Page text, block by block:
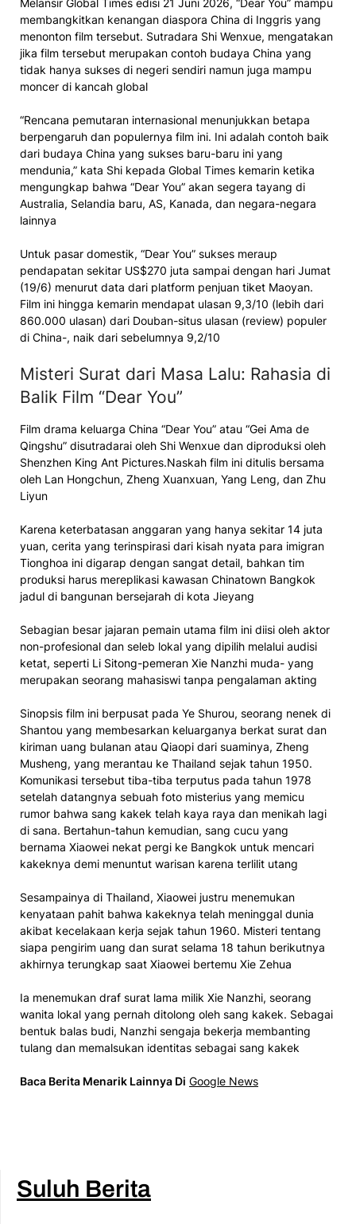
Melansir Global Times edisi 21 Juni 2026, “Dear You” mampu
membangkitkan kenangan diaspora China di Inggris yang
menonton film tersebut. Sutradara Shi Wenxue, mengatakan
jika film tersebut merupakan contoh budaya China yang
tidak hanya sukses di negeri sendiri namun juga mampu
moncer di kancah global
“Rencana pemutaran internasional menunjukkan betapa
berpengaruh dan populernya film ini. Ini adalah contoh baik
dari budaya China yang sukses baru-baru ini yang
mendunia,” kata Shi kepada Global Times kemarin ketika
mengungkap bahwa “Dear You” akan segera tayang di
Australia, Selandia baru, AS, Kanada, dan negara-negara
lainnya
Untuk pasar domestik, “Dear You” sukses meraup
pendapatan sekitar US$270 juta sampai dengan hari Jumat
(19/6) menurut data dari platform penjuan tiket Maoyan.
Film ini hingga kemarin mendapat ulasan 9,3/10 (lebih dari
860.000 ulasan) dari Douban-situs ulasan (review) populer
di China-, naik dari sebelumnya 9,2/10
Misteri Surat dari Masa Lalu: Rahasia di
Balik Film “Dear You”
Film drama keluarga China “Dear You” atau “Gei Ama de
Qingshu” disutradarai oleh Shi Wenxue dan diproduksi oleh
Shenzhen King Ant Pictures.Naskah film ini ditulis bersama
oleh Lan Hongchun, Zheng Xuanxuan, Yang Leng, dan Zhu
Liyun
Karena keterbatasan anggaran yang hanya sekitar 14 juta
yuan, cerita yang terinspirasi dari kisah nyata para imigran
Tionghoa ini digarap dengan sangat detail, bahkan tim
produksi harus mereplikasi kawasan Chinatown Bangkok
jadul di bangunan bersejarah di kota Jieyang
Sebagian besar jajaran pemain utama film ini diisi oleh aktor
non-profesional dan seleb lokal yang dipilih melalui audisi
ketat, seperti Li Sitong-pemeran Xie Nanzhi muda- yang
merupakan seorang mahasiswi tanpa pengalaman akting
Sinopsis film ini berpusat pada Ye Shurou, seorang nenek di
Shantou yang membesarkan keluarganya berkat surat dan
kiriman uang bulanan atau Qiaopi dari suaminya, Zheng
Musheng, yang merantau ke Thailand sejak tahun 1950.
Komunikasi tersebut tiba-tiba terputus pada tahun 1978
setelah datangnya sebuah foto misterius yang memicu
rumor bahwa sang kakek telah kaya raya dan menikah lagi
di sana. Bertahun-tahun kemudian, sang cucu yang
bernama Xiaowei nekat pergi ke Bangkok untuk mencari
kakeknya demi menuntut warisan karena terlilit utang
Sesampainya di Thailand, Xiaowei justru menemukan
kenyataan pahit bahwa kakeknya telah meninggal dunia
akibat kecelakaan kerja sejak tahun 1960. Misteri tentang
siapa pengirim uang dan surat selama 18 tahun berikutnya
akhirnya terungkap saat Xiaowei bertemu Xie Zehua
Ia menemukan draf surat lama milik Xie Nanzhi, seorang
wanita lokal yang pernah ditolong oleh sang kakek. Sebagai
bentuk balas budi, Nanzhi sengaja bekerja membanting
tulang dan memalsukan identitas sebagai sang kakek
Baca Berita Menarik Lainnya Di Google News
Suluh Berita